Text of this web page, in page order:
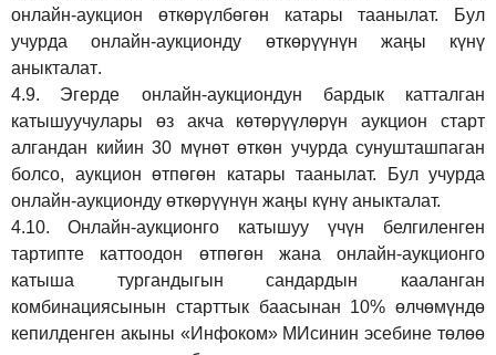
онлайн-аукцион өткөрүлбөгөн катары таанылат.
Бул
учурда онлайн-аукционду өткөрүүнүн жаңы күнү
аныкталат.
4.9.
Эгерде онлайн-аукциондун бардык катталган
катышуучулары өз акча көтөрүүлөрүн аукцион старт
алгандан кийин 30 мүнөт өткөн учурда сунушташпаган
болсо, аукцион өтпөгөн катары таанылат. Бул учурда
онлайн-аукционду өткөрүүнүн жаңы күнү аныкталат.
4.10.
Онлайн-аукционго катышуу үчүн белгиленген
тартипте каттоодон өтпөгөн жана онлайн-аукционго
катыша тургандыгын сандардын кааланган
комбинациясынын старттык баасынан 10% өлчөмүндө
кепилденген акыны «Инфоком» МИсинин эсебине төлөө